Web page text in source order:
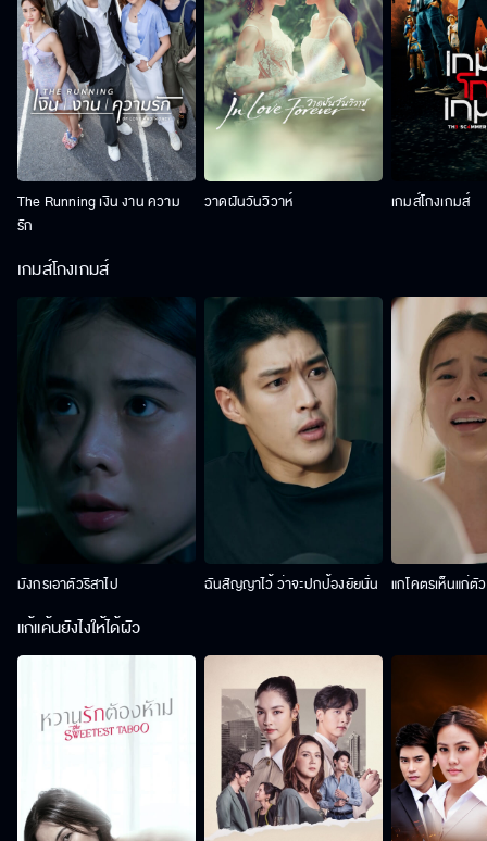
The Running เงิน งาน ความ
รัก
วาดฝันวันวิวาห์ เกมส์โกงเกมส์
เกมส์โกงเกมส์
มังกรเอาตัวริสาไป ฉันสัญญาไว้ ว่าจะปกป้องยัยนั่น แกโคตรเห็นแก่ตั
แก้แค้นยังไงให้ได้ผัว